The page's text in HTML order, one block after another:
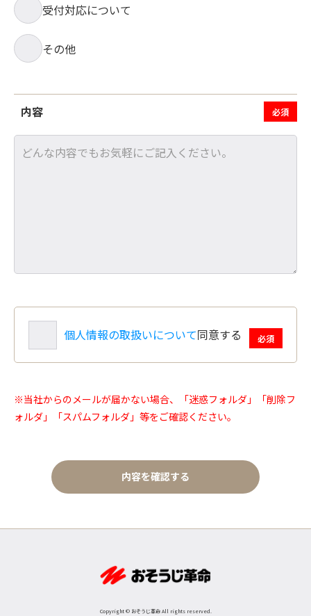
受付対応について
その他
内容
個人情報の取扱いについて同意する 必須
※当社からのメールが届かない場合、「迷惑フォルダ」「削除フ
ォルダ」「スパムフォルダ」等をご確認ください。
Copyright © おそうじ革命 All rights reserved.